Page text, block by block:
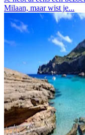
Milaan, maar wist je...